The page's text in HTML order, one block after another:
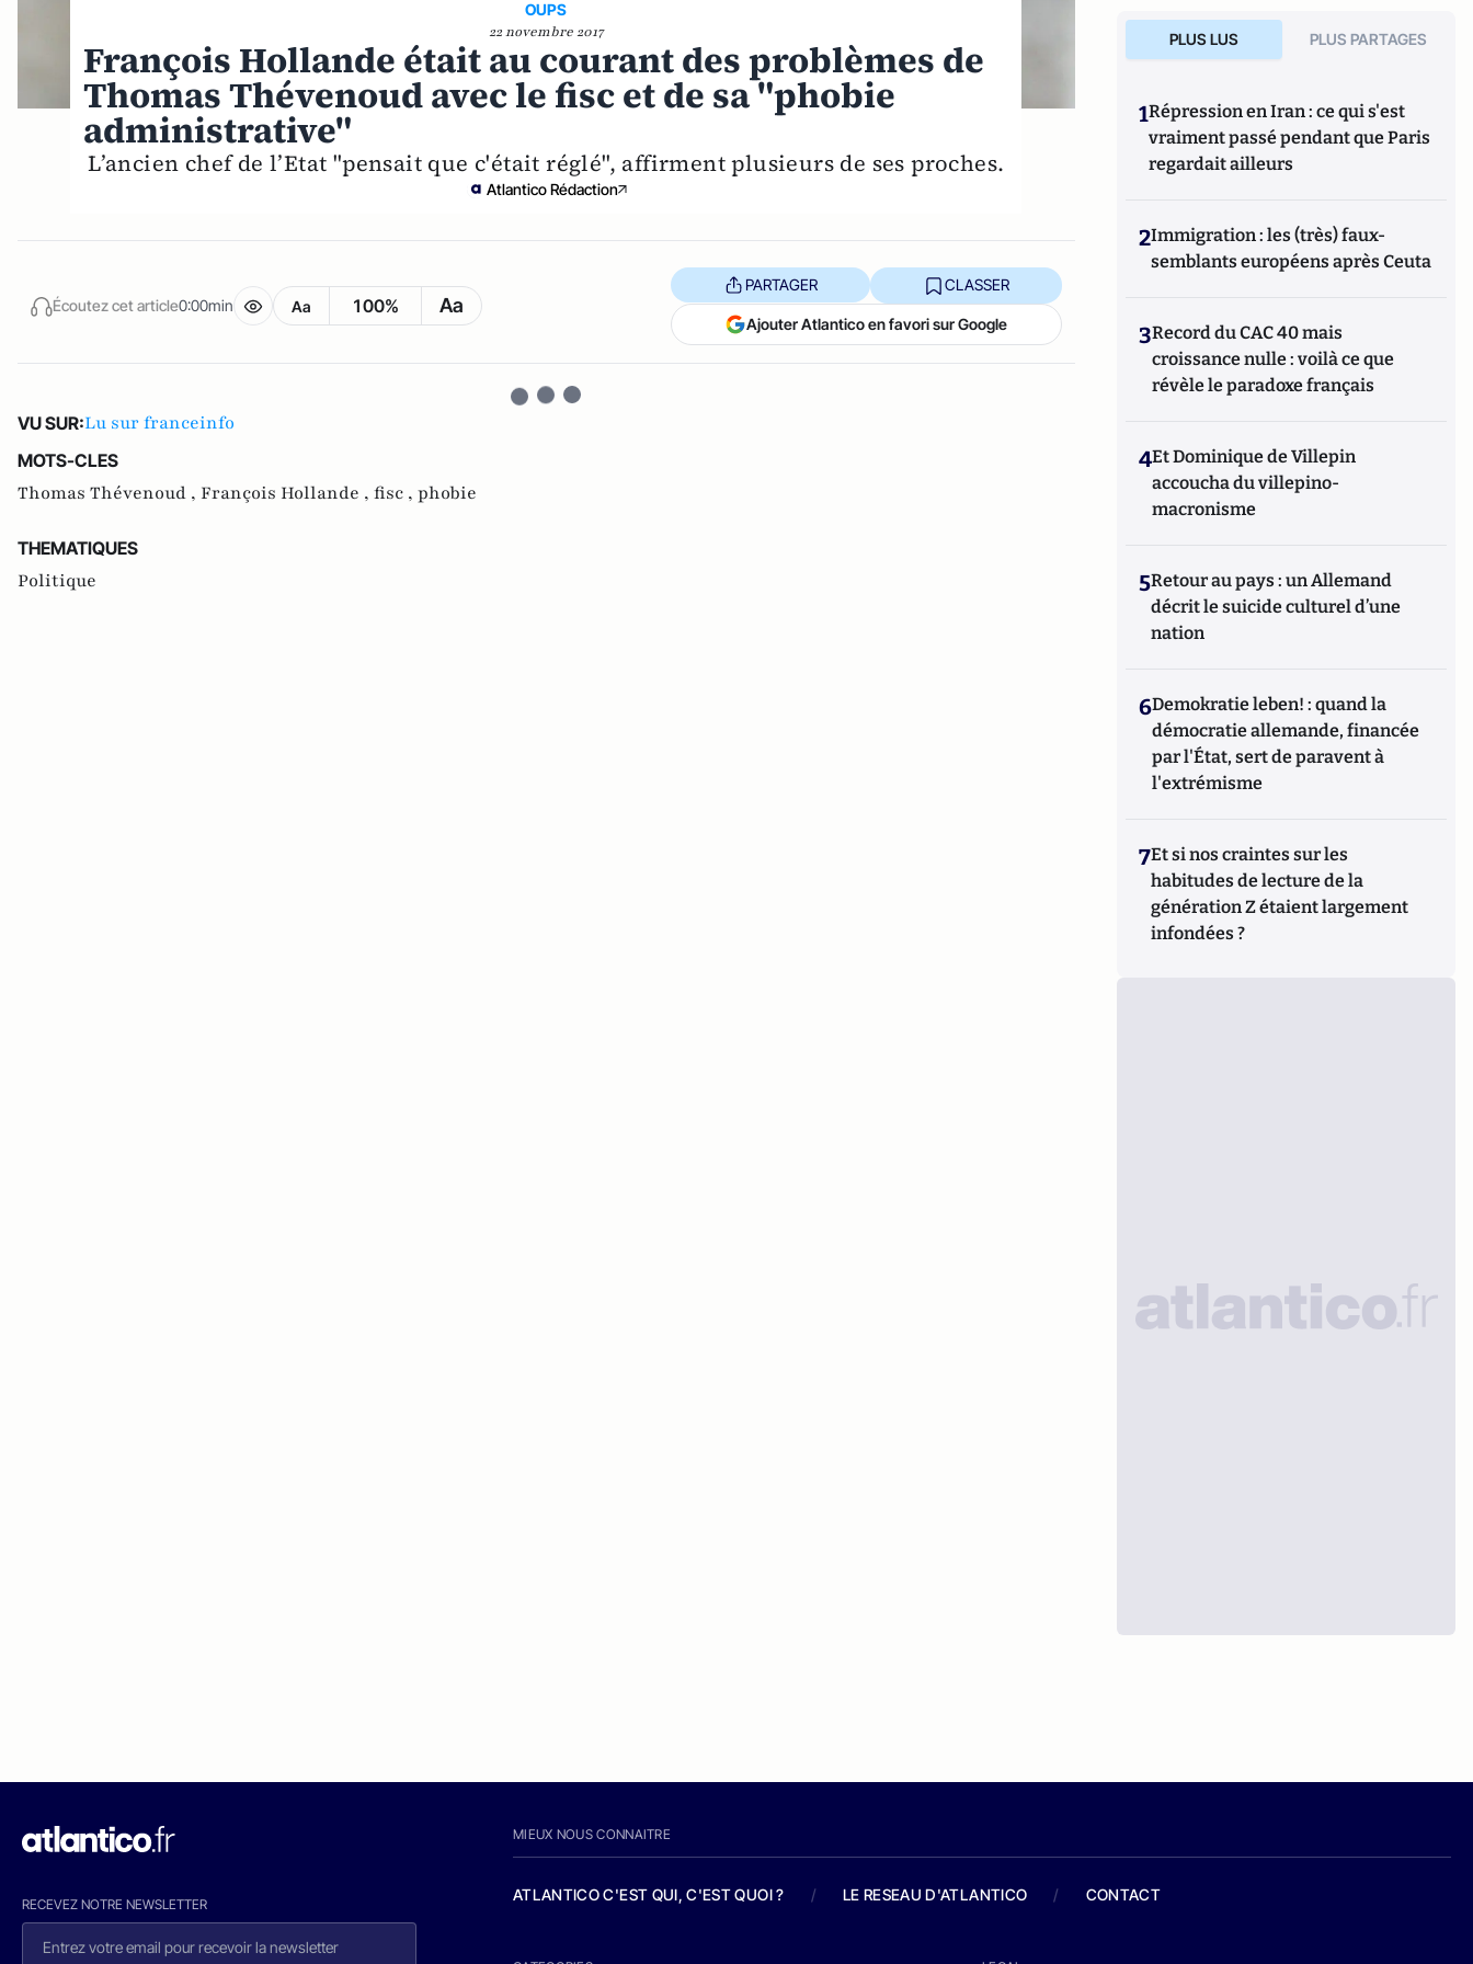
OUPS
22 novembre 2017
François Hollande était au courant des problèmes de
Thomas Thévenoud avec le fisc et de sa "phobie
administrative"
L’ancien chef de l’Etat "pensait que c'était réglé", affirment plusieurs de ses proches.
Atlantico Rédaction
Écoutez cet article0:00min Aa 100% Aa
PARTAGER CLASSER
Ajouter Atlantico en favori sur Google
VU SUR:Lu sur franceinfo
MOTS-CLES
Thomas Thévenoud , François Hollande , fisc , phobie
THEMATIQUES
Politique
PLUS LUS PLUS PARTAGES
1Répression en Iran : ce qui s'est
vraiment passé pendant que Paris
regardait ailleurs
2Immigration : les (très) faux-
semblants européens après Ceuta
3Record du CAC 40 mais
croissance nulle : voilà ce que
révèle le paradoxe français
4Et Dominique de Villepin
accoucha du villepino-
macronisme
5Retour au pays : un Allemand
décrit le suicide culturel d’une
nation
6Demokratie leben! : quand la
démocratie allemande, financée
par l'État, sert de paravent à
l'extrémisme
7Et si nos craintes sur les
habitudes de lecture de la
génération Z étaient largement
infondées ?
RECEVEZ NOTRE NEWSLETTER
MIEUX NOUS CONNAITRE
ATLANTICO C'EST QUI, C'EST QUOI ? / LE RESEAU D'ATLANTICO / CONTACT